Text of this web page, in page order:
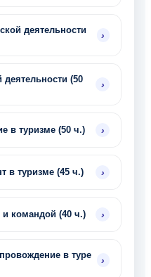
деятельности
›
деятельности (50
›
в туризме (50 ч.) ›
в туризме (45 ч.) ›
командой (40 ч.) ›
в туре
›